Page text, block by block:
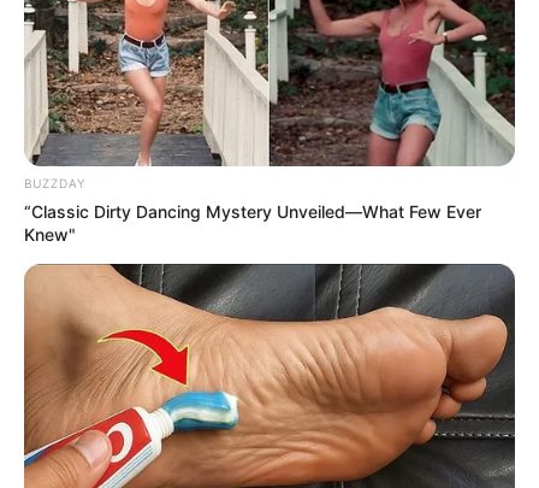
Polémico despido en
Telemedellín: Hernán
Muñoz "no se ajustó a los
cambios: gerente del
canal
CARGAR MÁS
TEMAS DESTACADOS
EMERGENCIAS POR LLUVIAS
FUERTES LLUVIAS
VIA AL LLANO
LIGA BETPLAY
METRO DE MEDELLÍN
CORTES DE LUZ
CORTES DE AGUA
BUZZDAY
“Classic Dirty Dancing Mystery Unveiled—What Few Ever
Knew"